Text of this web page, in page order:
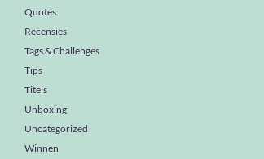
Quotes
Recensies
Tags & Challenges
Tips
Titels
Unboxing
Uncategorized
Winnen